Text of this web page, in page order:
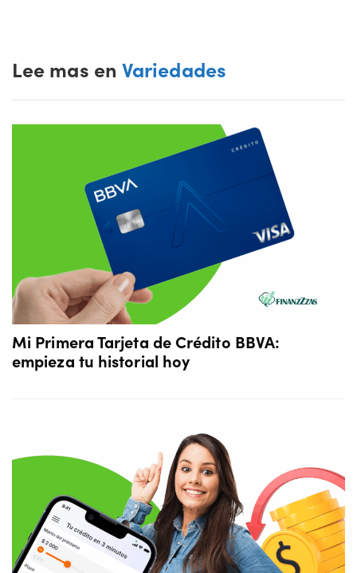
Lee mas en Variedades
Mi Primera Tarjeta de Crédito BBVA:
empieza tu historial hoy